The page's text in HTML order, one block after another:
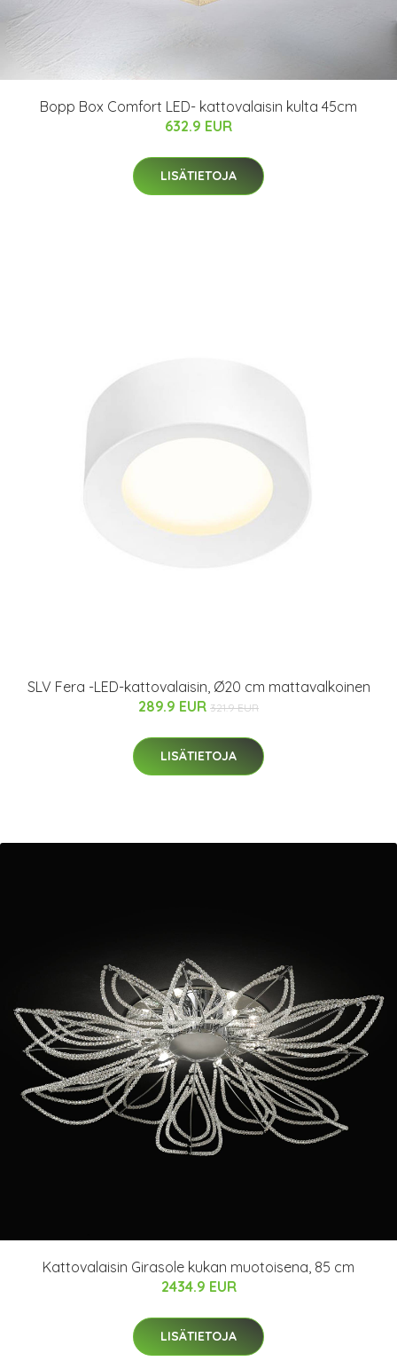
Bopp Box Comfort LED- kattovalaisin kulta 45cm
632.9 EUR
LISÄTIETOJA
SLV Fera -LED-kattovalaisin, Ø20 cm mattavalkoinen
289.9 EUR 321.9 EUR
LISÄTIETOJA
Kattovalaisin Girasole kukan muotoisena, 85 cm
2434.9 EUR
LISÄTIETOJA